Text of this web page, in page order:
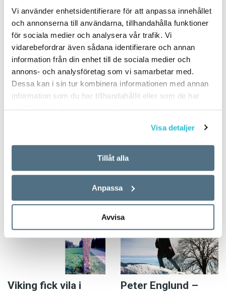
Vi använder enhetsidentifierare för att anpassa innehållet
och annonserna till användarna, tillhandahålla funktioner
för sociala medier och analysera vår trafik. Vi
vidarebefordrar även sådana identifierare och annan
information från din enhet till de sociala medier och
annons- och analysföretag som vi samarbetar med.
Dessa kan i sin tur kombinera informationen med annan
information som du har tillhandahållit eller som de har
samlat in när du har använt deras tjänster.
Visa detaljer
Tillåt alla
Anpassa
Avvisa
Tyra och mormor
har en bok ihop
OKATEGORISERADE
tiotal böcker, och under lång
tid var hon också
chefredaktör för tidskriften
Smeknamn
28 NOVEMBER 2007
OKATEGORISERADE
Har du ett smeknamn? Vågar
stå för det? Då kan du känna
dig som en stolt traditions­
bärare – för de…
Viking fick vila i
Peter Englund –